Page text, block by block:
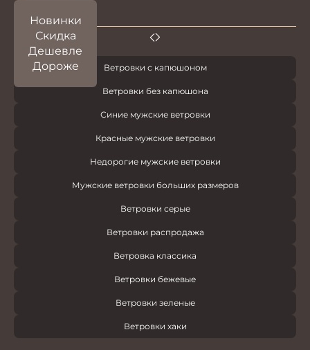
Новинки
Скидка
Дешевле
Дороже
Ветровки с капюшоном
Ветровки без капюшона
Синие мужские ветровки
Красные мужские ветровки
Недорогие мужские ветровки
Мужские ветровки больших размеров
Ветровки серые
Ветровки распродажа
Ветровка классика
Ветровки бежевые
Ветровки зеленые
Ветровки хаки